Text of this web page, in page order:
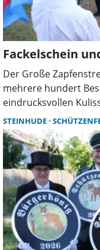
Fackelschein
Der Große
mehrere hundert
eindrucksvollen
Gäste und
mit Musik,
Auftakt des
STEINHUDE